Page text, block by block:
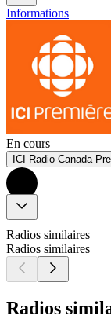
Informations
En cours
ICI Radio-Canada
Radios similaires
Radios similaires
Radios